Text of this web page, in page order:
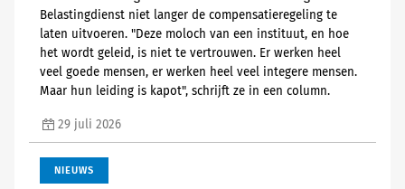
Belastingdienst niet langer de compensatieregeling te
laten uitvoeren. "Deze moloch van een instituut, en hoe
het wordt geleid, is niet te vertrouwen. Er werken heel
veel goede mensen, er werken heel veel integere mensen.
Maar hun leiding is kapot", schrijft ze in een column.
29 juli 2026
NIEUWS